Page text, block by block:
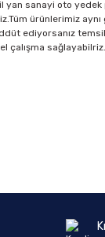
yan sanayi oto
ürünlerimiz
ediyorsanız